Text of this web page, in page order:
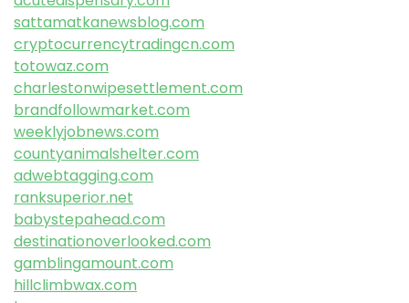
sattamatkanewsblog.com
cryptocurrencytradingcn.com
totowaz.com
charlestonwipesettlement.com
brandfollowmarket.com
weeklyjobnews.com
countyanimalshelter.com
adwebtagging.com
ranksuperior.net
babystepahead.com
destinationoverlooked.com
gamblingamount.com
hillclimbwax.com